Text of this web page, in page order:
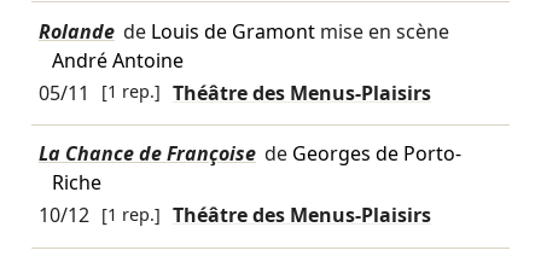
Rolande de Louis de Gramontmise en scène
André Antoine
05/11
[1 rep.] Théâtre des Menus-Plaisirs
La Chance de Françoise de Georges de Porto-
Riche
10/12 [1 rep.] Théâtre des Menus-Plaisirs